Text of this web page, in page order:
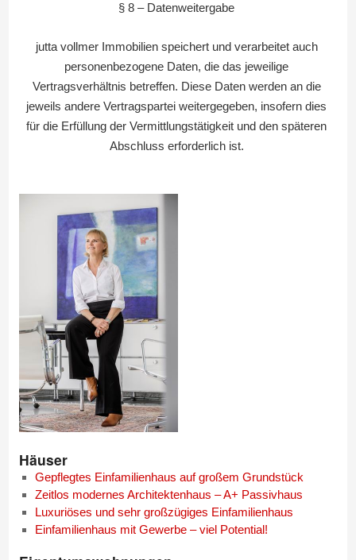
§ 8 – Datenweitergabe
jutta vollmer Immobilien speichert und verarbeitet auch
personenbezogene Daten, die das jeweilige
Vertragsverhältnis betreffen. Diese Daten werden an die
jeweils andere Vertragspartei weitergegeben, insofern dies
für die Erfüllung der Vermittlungstätigkeit und den späteren
Abschluss erforderlich ist.
Häuser
Gepflegtes Einfamilienhaus auf großem Grundstück
Zeitlos modernes Architektenhaus – A+ Passivhaus
Luxuriöses und sehr großzügiges Einfamilienhaus
Einfamilienhaus mit Gewerbe – viel Potential!